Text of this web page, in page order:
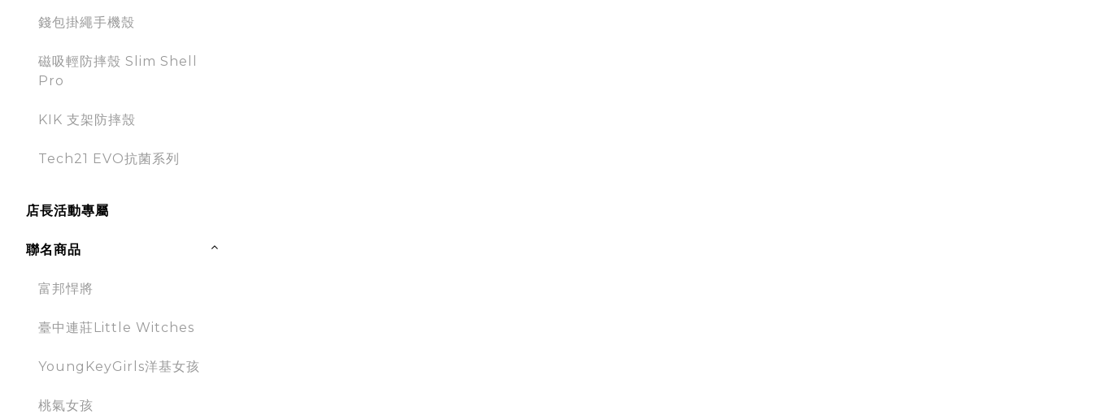
錢包掛繩手機殼
磁吸輕防摔殼 Slim Shell
Pro
KIK 支架防摔殼
Tech21 EVO抗菌系列
店長活動專屬
聯名商品
富邦悍將
臺中連莊Little Witches
YoungKeyGirls洋基女孩
桃氣女孩